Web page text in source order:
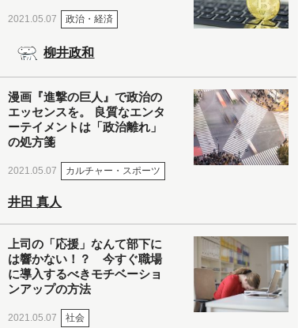
2021.05.07 政治・経済
柳井政和
漫画『進撃の巨人』で政治の
エッセンスを。 良質なエンタ
ーテイメントは「政治離れ」
の処方箋
2021.05.07 カルチャー・スポーツ
井田 真人
上司の「応援」なんて部下に
は響かない！？ 今すぐ職場
に導入するべきモチベーショ
ンアップの方法
2021.05.07 社会